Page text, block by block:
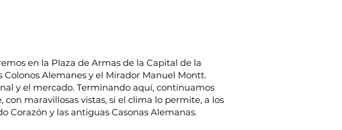
en la Plaza de Armas de la Capital de la
Alemanes y el Mirador Manuel Montt.
y el mercado. Terminando aquí, continuamos
maravillosas vistas, si el clima lo permite, a los
Corazón y las antiguas Casonas Alemanas.